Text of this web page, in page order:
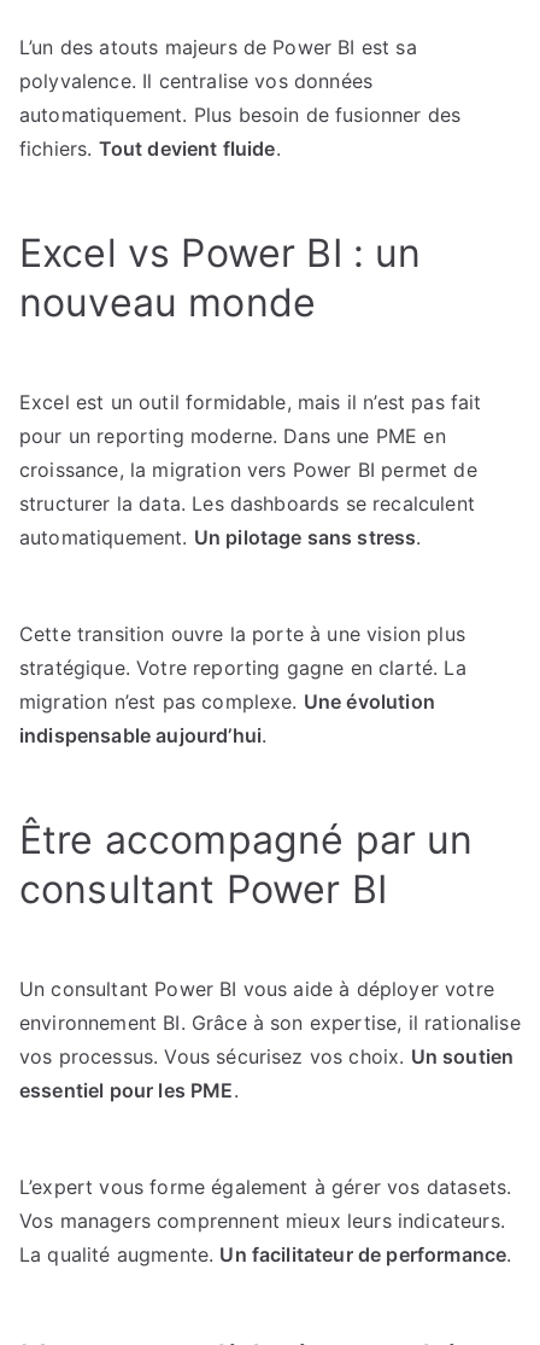
L’un des atouts majeurs de Power BI est sa
polyvalence. Il centralise vos données
automatiquement. Plus besoin de fusionner des
fichiers. Tout devient fluide.
Excel vs Power BI : un
nouveau monde
Excel est un outil formidable, mais il n’est pas fait
pour un reporting moderne. Dans une PME en
croissance, la migration vers Power BI permet de
structurer la data. Les dashboards se recalculent
automatiquement. Un pilotage sans stress.
Cette transition ouvre la porte à une vision plus
stratégique. Votre reporting gagne en clarté. La
migration n’est pas complexe. Une évolution
indispensable aujourd’hui.
Être accompagné par un
consultant Power BI
Un consultant Power BI vous aide à déployer votre
environnement BI. Grâce à son expertise, il rationalise
vos processus. Vous sécurisez vos choix. Un soutien
essentiel pour les PME.
L’expert vous forme également à gérer vos datasets.
Vos managers comprennent mieux leurs indicateurs.
La qualité augmente. Un facilitateur de performance.